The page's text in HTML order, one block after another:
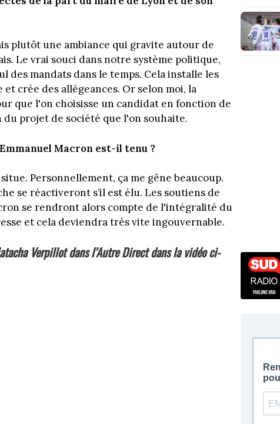
plutôt une ambiance qui gravite autour de
Le vrai souci dans notre système politique,
des mandats dans le temps. Cela installe les
crée des allégeances. Or selon moi, la
que l'on choisisse un candidat en fonction de
projet de société que l'on souhaite.
Macron est-il tenu ?
Personnellement, ça me gêne beaucoup.
se réactiveront s’il est élu. Les soutiens de
se rendront alors compte de l'intégralité du
et cela deviendra très vite ingouvernable.
Verpillot dans l’Autre Direct dans la vidéo ci-